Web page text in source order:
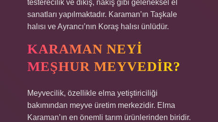
testerecilik ve dikiş, nakış gibi geleneksel el
sanatları yapılmaktadır. Karaman’ın Taşkale
halısı ve Ayrancı’nın Koraş halısı ünlüdür.
KARAMAN NEYI
MEŞHUR MEYVEDIR?
Meyvecilik, özellikle elma yetiştiriciliği
bakımından meyve üretim merkezidir. Elma
Karaman’ın en önemli tarım ürünlerinden biridir.